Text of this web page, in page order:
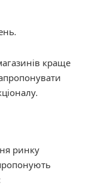
краще
ринку